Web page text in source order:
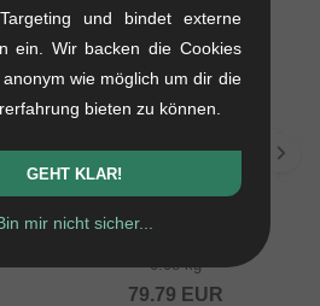
Profile Racing "Spline
0.08 kg
79.79 EUR
Targeting und bindet externe
ein. Wir backen die Cookies
wie möglich um dir die
bieten zu können.
GEHT KLAR!
mir nicht sicher...